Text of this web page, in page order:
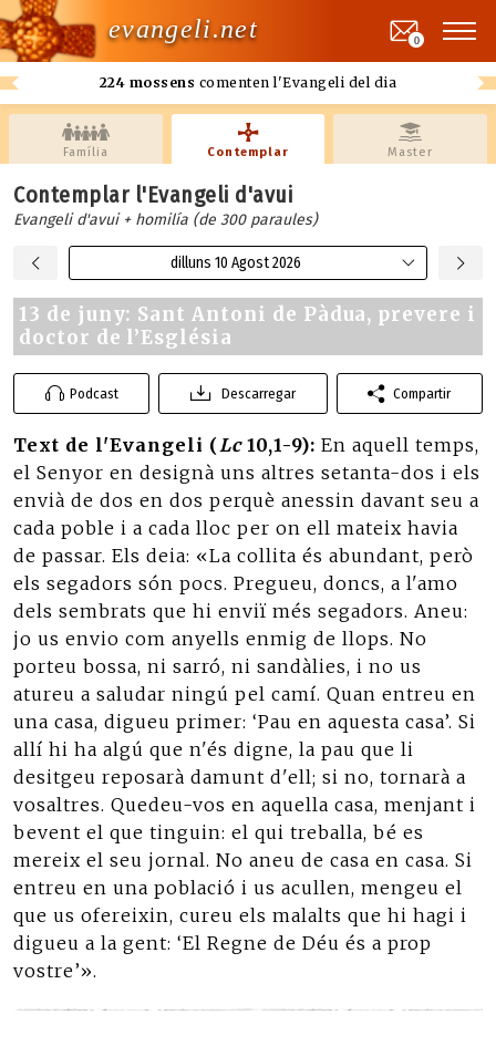
evangeli.net
224 mossens comenten l'Evangeli del dia
0
Família Contemplar Master
Contemplar l'Evangeli d'avui
Evangeli d'avui + homilía (de 300 paraules)
dilluns 10 Agost 2026
13 de juny: Sant Antoni de Pàdua, prevere i
doctor de l’Església
Podcast Descarregar Compartir
Text de l'Evangeli (Lc10,1-9): En aquell temps,
el Senyor en designà uns altres setanta-dos i els
envià de dos en dos perquè anessin davant seu a
cada poble i a cada lloc per on ell mateix havia
de passar. Els deia: «La collita és abundant, però
els segadors són pocs. Pregueu, doncs, a l'amo
dels sembrats que hi enviï més segadors. Aneu:
jo us envio com anyells enmig de llops. No
porteu bossa, ni sarró, ni sandàlies, i no us
atureu a saludar ningú pel camí. Quan entreu en
una casa, digueu primer: ‘Pau en aquesta casa’. Si
allí hi ha algú que n'és digne, la pau que li
desitgeu reposarà damunt d'ell; si no, tornarà a
vosaltres. Quedeu-vos en aquella casa, menjant i
bevent el que tinguin: el qui treballa, bé es
mereix el seu jornal. No aneu de casa en casa. Si
entreu en una població i us acullen, mengeu el
que us ofereixin, cureu els malalts que hi hagi i
digueu a la gent: ‘El Regne de Déu és a prop
vostre’».